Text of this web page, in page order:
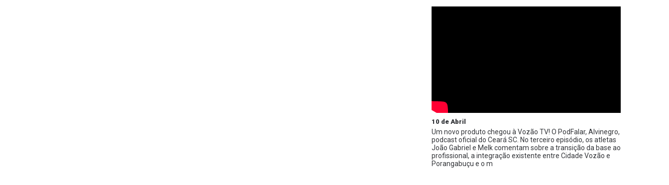
10 de Abril
Um novo produto chegou à Vozão TV! O PodFalar, Alvinegro,
podcast oficial do Ceará SC. No terceiro episódio, os atletas
João Gabriel e Melk comentam sobre a transição da base ao
profissional, a integração existente entre Cidade Vozão e
Porangabuçu e o m